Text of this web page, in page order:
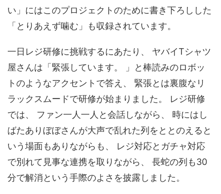
い」にはこのプロジェクトのために書き下ろしした
「とりあえず噛む」も収録されています。
一日レジ研修に挑戦するにあたり、 ヤバイTシャツ
屋さんは「緊張しています。 」と棒読みのロボッ
トのようなアクセントで答え、 緊張とは裏腹なリ
ラックスムードで研修が始まりました。 レジ研修
では、 ファン一人一人と会話しながら、 時にはし
ばたありぼぼさんが大声で乱れた列をととのえると
いう場面もありながらも、 レジ対応とガチャ対応
で別れて見事な連携を取りながら、 長蛇の列も30
分で解消という手際のよさを披露しました。